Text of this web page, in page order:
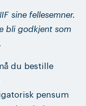
sine fellesemner.
bli godkjent som
du bestille
pensum